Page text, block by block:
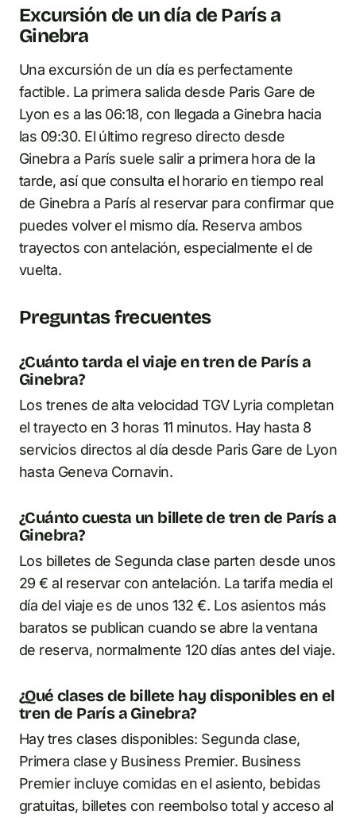
Excursión de un día de París a
Ginebra
Una excursión de un día es perfectamente
factible. La primera salida desde Paris Gare de
Lyon es a las 06:18, con llegada a Ginebra hacia
las 09:30. El último regreso directo desde
Ginebra a París suele salir a primera hora de la
tarde, así que consulta el horario en tiempo real
de Ginebra a París al reservar para confirmar que
puedes volver el mismo día. Reserva ambos
trayectos con antelación, especialmente el de
vuelta.
Preguntas frecuentes
¿Cuánto tarda el viaje en tren de París a
Ginebra?
Los trenes de alta velocidad TGV Lyria completan
el trayecto en 3 horas 11 minutos. Hay hasta 8
servicios directos al día desde Paris Gare de Lyon
hasta Geneva Cornavin.
¿Cuánto cuesta un billete de tren de París a
Ginebra?
Los billetes de Segunda clase parten desde unos
29 € al reservar con antelación. La tarifa media el
día del viaje es de unos 132 €. Los asientos más
baratos se publican cuando se abre la ventana
de reserva, normalmente 120 días antes del viaje.
¿Qué clases de billete hay disponibles en el
tren de París a Ginebra?
Hay tres clases disponibles: Segunda clase,
Primera clase y Business Premier. Business
Premier incluye comidas en el asiento, bebidas
gratuitas, billetes con reembolso total y acceso al